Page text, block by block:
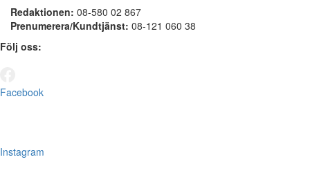
Redaktionen: 08-580 02 867
Prenumerera/Kundtjänst: 08-121 060 38
Följ oss:
Facebook
Instagram